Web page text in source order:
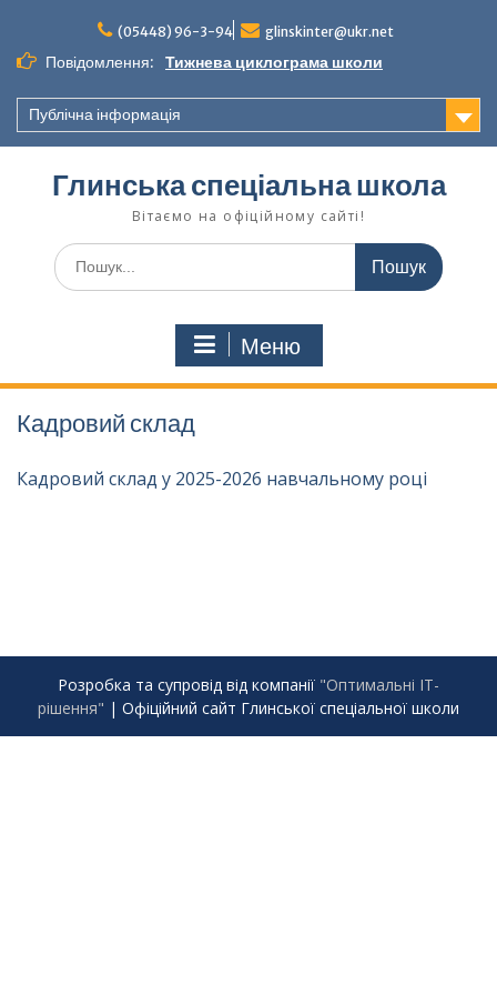
вмісту
(05448) 96-3-94 glinskinter@ukr.net
Повідомлення: Тижнева циклограма школи
Публічна інформація
Глинська спеціальна школа
Вітаємо на офіційному сайті!
Шукати:
Меню
Кадровий склад
Кадровий склад у 2025-2026 навчальному році
Розробка та супровід від компанії "Оптимальні ІТ-
рішення" | Офіційний сайт Глинської спеціальної школи